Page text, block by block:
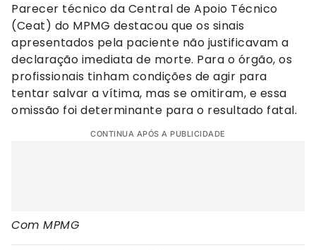
Parecer técnico da Central de Apoio Técnico
(Ceat) do MPMG destacou que os sinais
apresentados pela paciente não justificavam a
declaração imediata de morte. Para o órgão, os
profissionais tinham condições de agir para
tentar salvar a vítima, mas se omitiram, e essa
omissão foi determinante para o resultado fatal.
CONTINUA APÓS A PUBLICIDADE
Com MPMG